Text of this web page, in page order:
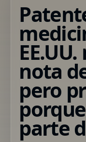
nota
pero
parte